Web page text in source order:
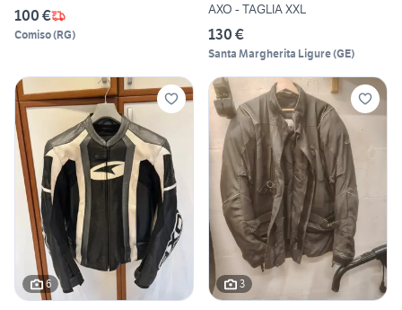
100 €
Comiso(RG)
AXO - TAGLIA XXL
130 €
Santa Margherita Ligure(GE)
6 3